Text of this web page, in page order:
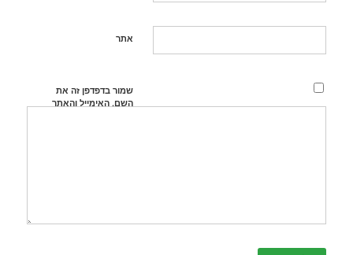
אתר
שמור בדפדפן זה את
השם, האימייל והאתר